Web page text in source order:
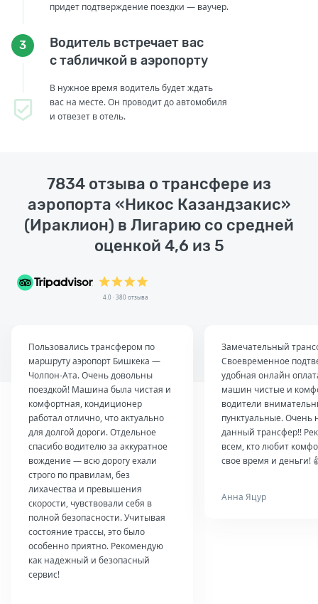
придет подтверждение поездки — ваучер.
3
Водитель встречает вас
с табличкой в аэропорту
В нужное время водитель будет ждать
вас на месте. Он проводит до автомобиля
и отвезет в отель.
7834 отзыва о трансфере из
аэропорта «Никос Казандзакис»
(Ираклион) в Лигарию со средней
оценкой 4,6 из 5
4.0 · 380 отзыва
Пользовались трансфером по
маршруту аэропорт Бишкека —
Чолпон-Ата. Очень довольны
поездкой! Машина была чистая и
комфортная, кондиционер
работал отлично, что актуально
для долгой дороги. Отдельное
спасибо водителю за аккуратное
вождение — всю дорогу ехали
строго по правилам, без
лихачества и превышения
скорости, чувствовали себя в
полной безопасности. Учитывая
состояние трассы, это было
особенно приятно. Рекомендую
как надежный и безопасный
сервис!
Замечательный
Своевременное
удобная онлайн
машин чистые и
водители
пунктуальные. Очень
данный трансфер!!
всем, кто любит
свое время и деньги!
Анна Яцур